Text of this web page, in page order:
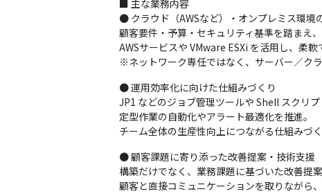
■ 主な業務内容
● クラウド（AWSなど）・オンプレミス環境
顧客要件・予算・セキュリティ基準を踏まえ
AWSサービスや VMware ESXi を活用し、柔軟
※ネットワーク専任ではなく、サーバー／クラ
● 運用効率化に向けた仕組みづくり
JP1 などのジョブ管理ツールや Shell スクリプ
定型作業の自動化やアラート最適化を推進。
チーム全体の生産性向上につながる仕組みづ
● 顧客課題に寄り添った改善提案・技術支援
構築だけでなく、業務課題に基づいた改善提
顧客と直接コミュニケーションを取りながら